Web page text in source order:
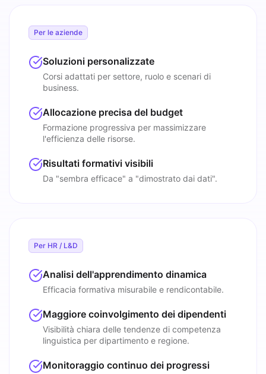
Per le aziende
Soluzioni personalizzate
Corsi adattati per settore, ruolo e scenari di
business.
Allocazione precisa del budget
Formazione progressiva per massimizzare
l'efficienza delle risorse.
Risultati formativi visibili
Da "sembra efficace" a "dimostrato dai dati".
Per HR / L&D
Analisi dell'apprendimento dinamica
Efficacia formativa misurabile e rendicontabile.
Maggiore coinvolgimento dei dipendenti
Visibilità chiara delle tendenze di competenza
linguistica per dipartimento e regione.
Monitoraggio continuo dei progressi